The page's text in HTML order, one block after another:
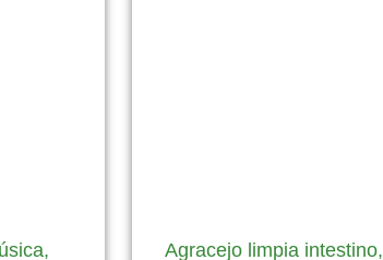
Agracejo limpia intestino,